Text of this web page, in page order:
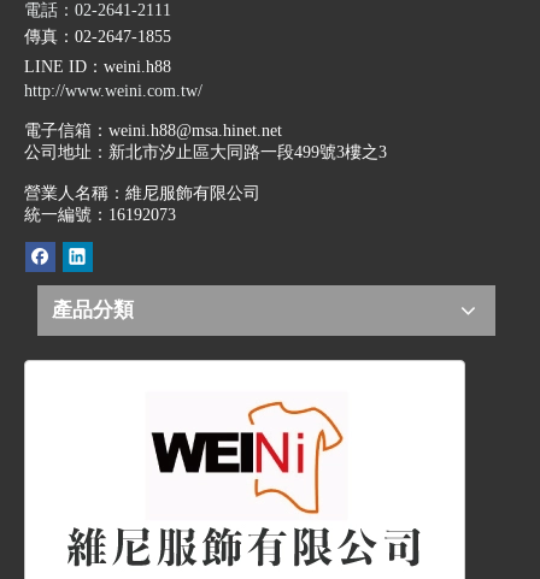
電話：02-2641-2111
傳真：02-2647-1855
LINE ID ：weini.h88
http://www.weini.com.tw/
電子信箱： weini.h88@msa.hinet.net
公司地址： 新北市汐止區大同路一段499號3樓之3
營業人名稱：維尼服飾有限公司
統一編號：16192073
產品分類